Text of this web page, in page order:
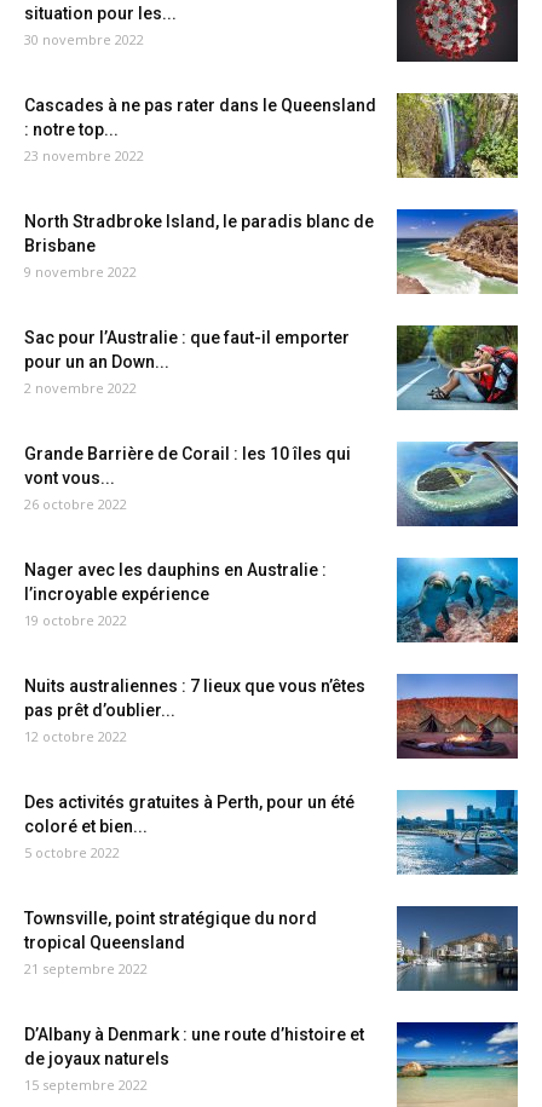
situation pour les...
30 novembre 2022
Cascades à ne pas rater dans le Queensland
: notre top...
23 novembre 2022
North Stradbroke Island, le paradis blanc de
Brisbane
9 novembre 2022
Sac pour l’Australie : que faut-il emporter
pour un an Down...
2 novembre 2022
Grande Barrière de Corail : les 10 îles qui
vont vous...
26 octobre 2022
Nager avec les dauphins en Australie :
l’incroyable expérience
19 octobre 2022
Nuits australiennes : 7 lieux que vous n’êtes
pas prêt d’oublier...
12 octobre 2022
Des activités gratuites à Perth, pour un été
coloré et bien...
5 octobre 2022
Townsville, point stratégique du nord
tropical Queensland
21 septembre 2022
D’Albany à Denmark : une route d’histoire et
de joyaux naturels
15 septembre 2022